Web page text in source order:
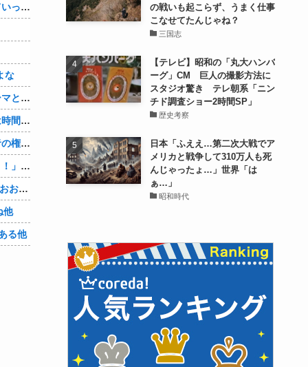
嫁は１人で旅行に行きナンパされついていったり、出会い系で知り合った男と会ったりした。しかも酔っていて避妊もしてなかった。そしてやはり自分には夫しかいないと思ったんだとｗ
な
【シンデレラガールズ】百鬼夜行をテーマとしたPOP UP SHOPが東京・大阪にて開催
【悲報】セクシー女優さん「大変なのは時間が止まるやつの撮影」←ばらしてしまうｗ
【物議】大物インフルエンサー「喫煙者の権利がマジで侵害されてる。いくら税金払ってるんだ」他
【悲報】人助け中の男性を「犯罪ですよ！」と責めた女性、警察が来た瞬間逃げる他
【Vtuber】中日5位うおおおおおおおおおおおおおおおお他
他
る他
の戦いも起こらず、うまく仕事
こなせてたんじゃね？
三国志
【テレビ】昭和の「丸大ハンバ
ーグ」CM 巨人の撮影方法に
スタジオ驚き テレ朝系「ニン
チド調査ショー2時間SP」
歴史考察
日本「ふええ…第二次大戦でア
メリカと戦争して310万人も死
んじゃったょ…」世界「は
ぁ…」
昭和時代